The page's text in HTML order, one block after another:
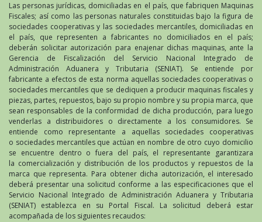
Las personas jurídicas, domiciliadas en el país, que fabriquen Maquinas
Fiscales; así como las personas naturales constituidas bajo la figura de
sociedades cooperativas y las sociedades mercantiles, domiciliadas en
el país, que representen a fabricantes no domiciliados en el país;
deberán solicitar autorización para enajenar dichas maquinas, ante la
Gerencia de Fiscalización del Servicio Nacional Integrado de
Administración Aduanera y Tributaria (SENIAT). Se entiende por
fabricante a efectos de esta norma aquellas sociedades cooperativas o
sociedades mercantiles que se dediquen a producir maquinas fiscales y
piezas, partes, repuestos, bajo su propio nombre y su propia marca, que
sean responsables de la conformidad de dicha producción, para luego
venderlas a distribuidores o directamente a los consumidores. Se
entiende como representante a aquellas sociedades cooperativas
o sociedades mercantiles que actúan en nombre de otro cuyo domicilio
se encuentre dentro o fuera del país, el representante garantizara
la comercialización y distribución de los productos y repuestos de la
marca que representa. Para obtener dicha autorización, el interesado
deberá presentar una solicitud conforme a las especificaciones que el
Servicio Nacional Integrado de Administración Aduanera y Tributaria
(SENIAT) establezca en su Portal Fiscal. La solicitud deberá estar
acompañada de los siguientes recaudos: